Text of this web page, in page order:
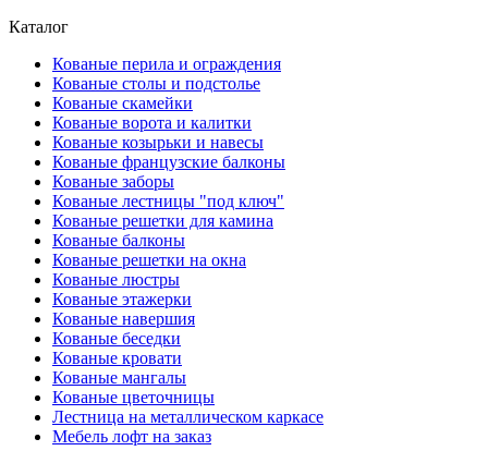
Каталог
Кованые перила и ограждения
Кованые столы и подстолье
Кованые скамейки
Кованые ворота и калитки
Кованые козырьки и навесы
Кованые французские балконы
Кованые заборы
Кованые лестницы "под ключ"
Кованые решетки для камина
Кованые балконы
Кованые решетки на окна
Кованые люстры
Кованые этажерки
Кованые навершия
Кованые беседки
Кованые кровати
Кованые мангалы
Кованые цветочницы
Лестница на металлическом каркасе
Мебель лофт на заказ